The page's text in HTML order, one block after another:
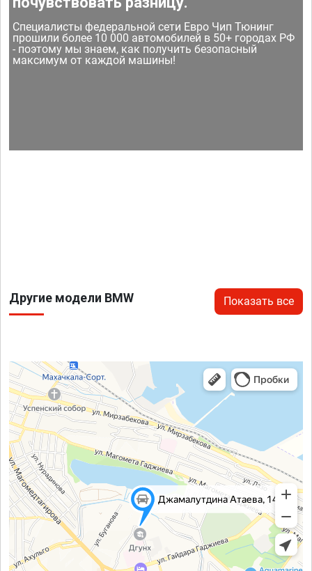
Специалисты федеральной сети Евро Чип Тюнинг
прошили более 10 000 автомобилей в 50+ городах РФ
- поэтому мы знаем, как получить безопасный
максимум от каждой машины!
Другие модели BMW Показать все